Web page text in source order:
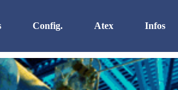
Permanent
Config. Atex
Atex
Infos